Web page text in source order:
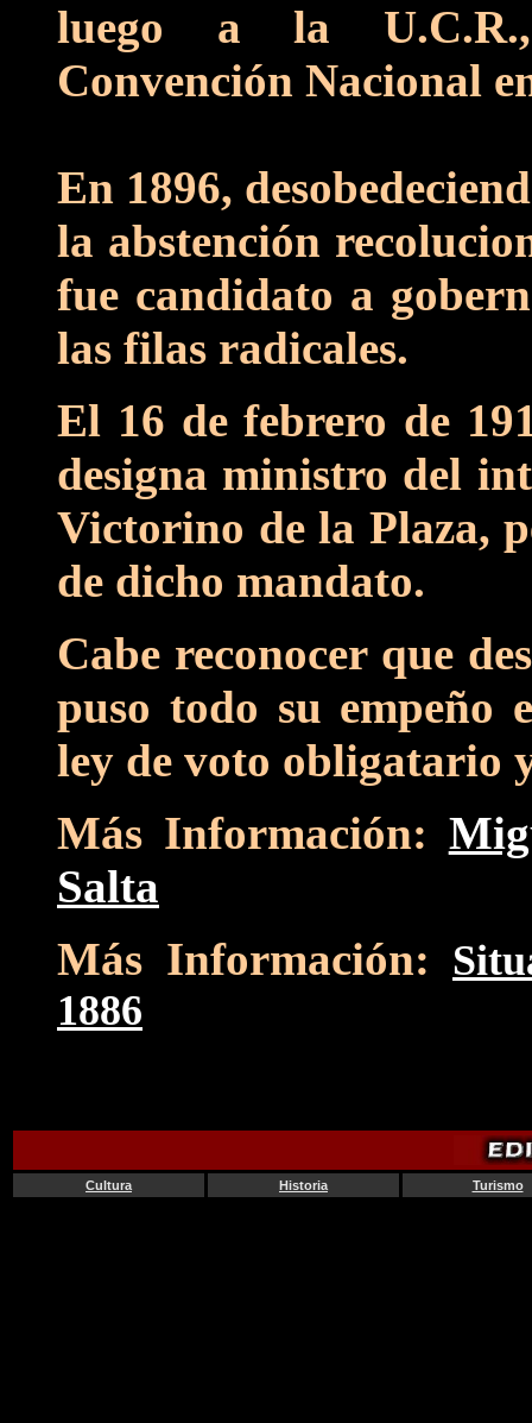
luego a la
Convención Nacional
En 1896,
la abstención
fue candidato a
las filas radicales.
El 16 de febrero de
designa ministro del
Victorino de la Plaza,
de dicho mandato.
Cabe reconocer que
puso todo su empeño
ley de voto obligatario
Más Información:
Salta
Más Información:
1886
Cultura Historia Turismo